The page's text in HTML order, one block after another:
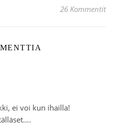
26 Kommentit
ei voi kun ihailla!